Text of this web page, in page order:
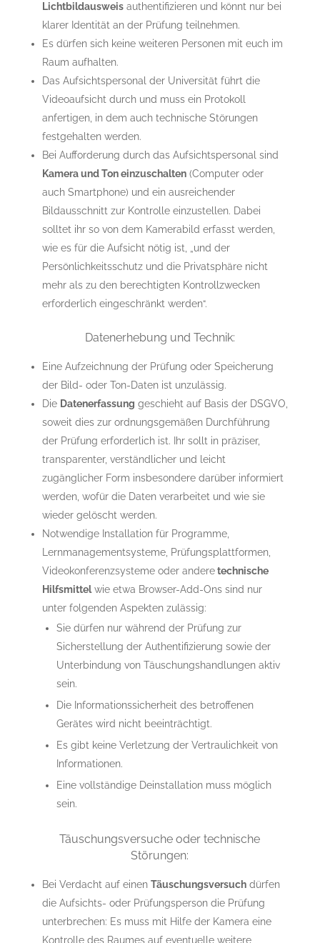
Lichtbildausweisauthentifizieren und könnt nur bei
klarer Identität an der Prüfung teilnehmen.
Es dürfen sich keine weiteren Personen mit euch im
Raum aufhalten.
Das Aufsichtspersonal der Universität führt die
Videoaufsicht durch und muss ein Protokoll
anfertigen, in dem auch technische Störungen
festgehalten werden.
Bei Aufforderung durch das Aufsichtspersonal sind
Kamera und Ton einzuschalten(Computer oder
auch Smartphone) und ein ausreichender
Bildausschnitt zur Kontrolle einzustellen. Dabei
solltet ihr so von dem Kamerabild erfasst werden,
wie es für die Aufsicht nötig ist, „und der
Persönlichkeitsschutz und die Privatsphäre nicht
mehr als zu den berechtigten Kontrollzwecken
erforderlich eingeschränkt werden“.
Datenerhebung und Technik:
Eine Aufzeichnung der Prüfung oder Speicherung
der Bild- oder Ton-Daten ist unzulässig.
Die Datenerfassung geschieht auf Basis der DSGVO,
soweit dies zur ordnungsgemäßen Durchführung
der Prüfung erforderlich ist. Ihr sollt in präziser,
transparenter, verständlicher und leicht
zugänglicher Form insbesondere darüber informiert
werden, wofür die Daten verarbeitet und wie sie
wieder gelöscht werden.
Notwendige Installation für Programme,
Lernmanagementsysteme, Prüfungsplattformen,
Videokonferenzsysteme oder anderetechnische
Hilfsmittelwie etwa Browser-Add-Ons sind nur
unter folgenden Aspekten zulässig:
Sie dürfen nur während der Prüfung zur
Sicherstellung der Authentifizierung sowie der
Unterbindung von Täuschungshandlungen aktiv
sein.
Die Informationssicherheit des betroffenen
Gerätes wird nicht beeinträchtigt.
Es gibt keine Verletzung der Vertraulichkeit von
Informationen.
Eine vollständige Deinstallation muss möglich
sein.
Täuschungsversuche oder technische
Störungen:
Bei Verdacht auf einen Täuschungsversuchdürfen
die Aufsichts- oder Prüfungsperson die Prüfung
unterbrechen: Es muss mit Hilfe der Kamera eine
Kontrolle des Raumes auf eventuelle weitere